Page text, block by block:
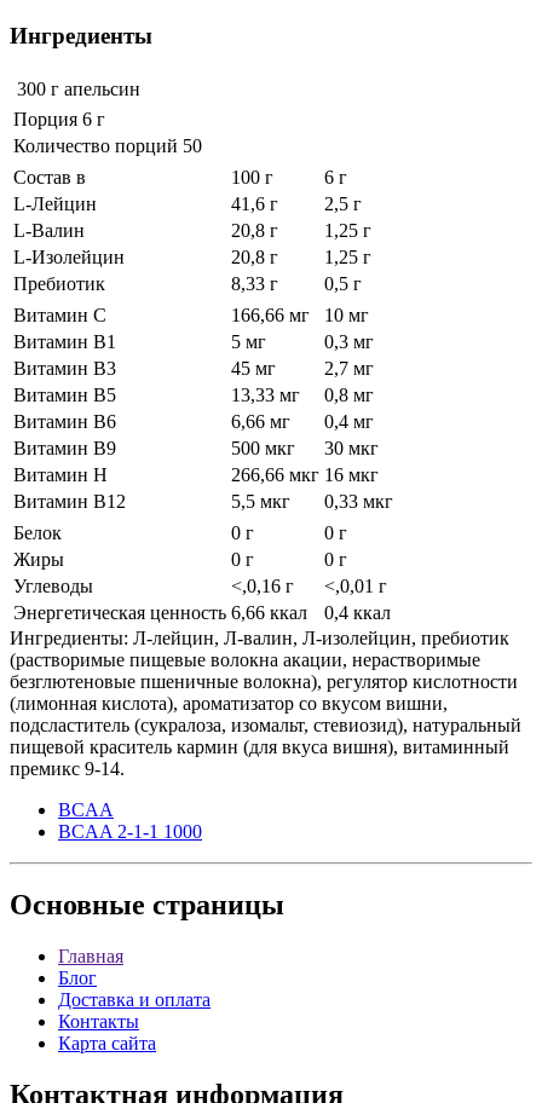
Ингредиенты
300 г апельсин
Порция 6 г
Количество порций 50
Состав в
100 г
6 г
L-Лейцин
41,6 г
2,5 г
L-Валин
20,8 г
1,25 г
L-Изолейцин
20,8 г
1,25 г
Пребиотик
8,33 г
0,5 г
Витамин С
166,66 мг
10 мг
Витамин В1
5 мг
0,3 мг
Витамин В3
45 мг
2,7 мг
Витамин В5
13,33 мг
0,8 мг
Витамин В6
6,66 мг
0,4 мг
Витамин В9
500 мкг
30 мкг
Витамин Н
266,66 мкг 16 мкг
Витамин В12
5,5 мкг
0,33 мкг
Белок
0 г
0 г
Жиры
0 г
0 г
Углеводы
<,0,16 г
<,0,01 г
Энергетическая ценность 6,66 ккал
0,4 ккал
Ингредиенты: Л-лейцин, Л-валин, Л-изолейцин, пребиотик
(растворимые пищевые волокна акации, нерастворимые
безглютеновые пшеничные волокна), регулятор кислотности
(лимонная кислота), ароматизатор со вкусом вишни,
подсластитель (сукралоза, изомальт, стевиозид), натуральный
пищевой краситель кармин (для вкуса вишня), витаминный
премикс 9-14.
BCAA
BCAA 2-1-1 1000
Основные страницы
Главная
Блог
Доставка и оплата
Контакты
Карта сайта
Контактная информация